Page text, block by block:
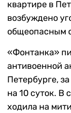
квартире в
возбуждено
общеопасным
«Фонтанка»
антивоенной
Петербурге,
на 10 суток. В
ходила на